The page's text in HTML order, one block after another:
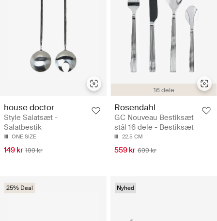
house doctor
Style Salatsæt -
Salatbestik
ONE SIZE
149 kr 199 kr
16 dele
Rosendahl
GC Nouveau Bestiksæt
stål 16 dele - Bestiksæt
22.5 CM
559 kr 699 kr
25% Deal Nyhed